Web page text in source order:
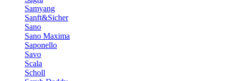
Samyang
Sanft&Sicher
Sano
Sano Maxima
Saponello
Savo
Scala
Scholl